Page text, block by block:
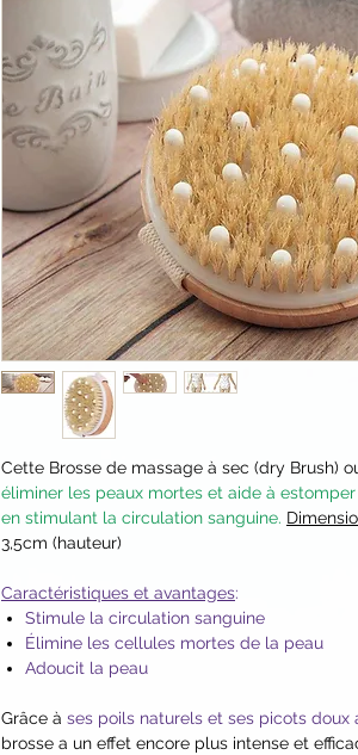
Cette Brosse de massage à sec (dry Brush)
éliminer les peaux mortes et aide à
en stimulant la circulation sanguine.
3,5cm (hauteur)
Caractéristiques et avantages:
Stimule la circulation sanguine
Élimine les cellules mortes de la peau
Adoucit la peau
Grâce à ses poils naturels et ses picots doux
brosse a un effet encore plus intense et